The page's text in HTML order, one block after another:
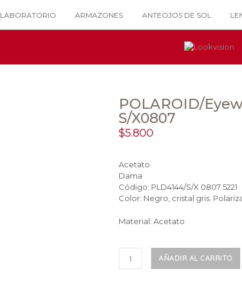
LABORATORIO ARMAZONES ANTEOJOS DE SOL
POLAROID/
S/X0807
$5.800
Acetato
Dama
Código: PLD4144/S/X 0807 5221
Color: Negro, cristal gris.
Material: Acetato
POLAROID/Eyewear/PLD4144/S/
cantidad
AÑADIR AL CARRITO